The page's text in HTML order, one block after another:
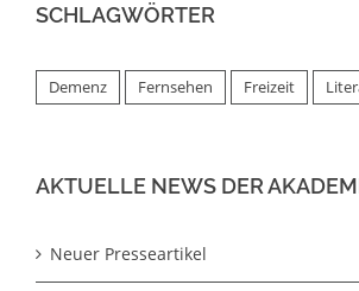
SCHLAGWÖRTER
Demenz Fernsehen Freizeit
AKTUELLE NEWS DER
Neuer Presseartikel